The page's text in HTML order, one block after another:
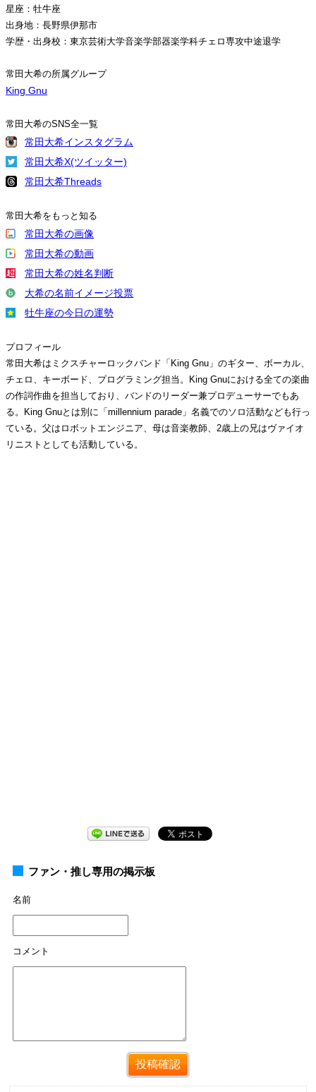
星座：牡牛座
出身地：長野県伊那市
学歴・出身校：東京芸術大学音楽学部器楽学科チェロ専攻中途退学
常田大希の所属グループ
King Gnu
常田大希のSNS全一覧
常田大希インスタグラム
常田大希X(ツイッター)
常田大希Threads
常田大希をもっと知る
常田大希の画像
常田大希の動画
常田大希の姓名判断
大希の名前イメージ投票
牡牛座の今日の運勢
プロフィール
常田大希はミクスチャーロックバンド「King Gnu」のギター、ボーカル、
チェロ、キーボード、プログラミング担当。King Gnuにおける全ての楽曲
の作詞作曲を担当しており、バンドのリーダー兼プロデューサーでもあ
る。King Gnuとは別に「millennium parade」名義でのソロ活動なども行っ
ている。父はロボットエンジニア、母は音楽教師、2歳上の兄はヴァイオ
リニストとしても活動している。
ファン・推し専用の掲示板
名前
コメント